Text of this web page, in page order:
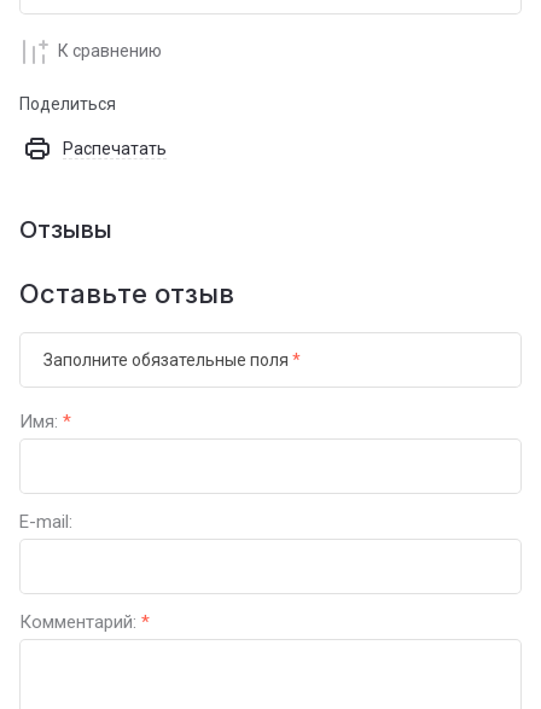
К сравнению
Поделиться
Распечатать
Отзывы
Оставьте отзыв
Заполните обязательные поля *
Имя: *
E-mail:
Комментарий: *